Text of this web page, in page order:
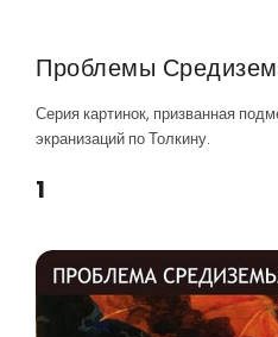
Проблемы
Серия картинок, призванная
экранизаций по Толкину.
1